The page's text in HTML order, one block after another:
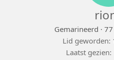
Gemarineerd · 77
Lid geworden
Laatst gezien